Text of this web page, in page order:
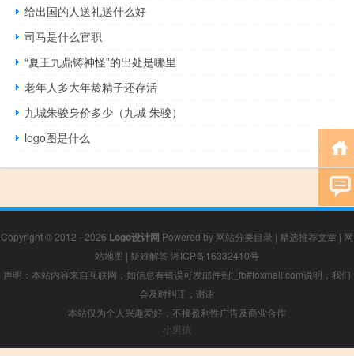
给出国的人送礼送什么好
司马是什么官职
“夏王九鼎铸神怪”的出处是哪里
老年人多大年龄精子还存活
九城朱骏身价多少（九城 朱骏）
logo图是什么
Copyright © 2012 - 2026 Logo设计网 Powered by 网站分类目录 | 精选推荐文章 | 网
站地图 | 疑难解答 湘ICP备16332410号
声明：本站内容来自互联网，如信息有错误可发邮件到f_fb#foxmail.com说明，我们
会及时纠正，谢谢
本站仅为个人兴趣爱好，不接盈利性广告及商业合作
小男孩